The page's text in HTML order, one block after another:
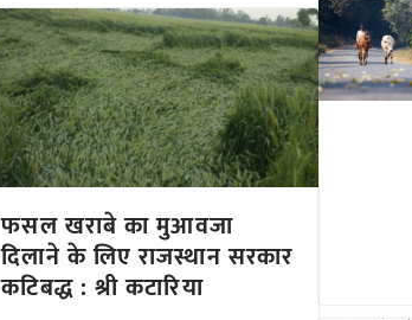
फसल खराबे का मुआवजा
दिलाने के लिए राजस्थान सरकार
कटिबद्ध : श्री कटारिया